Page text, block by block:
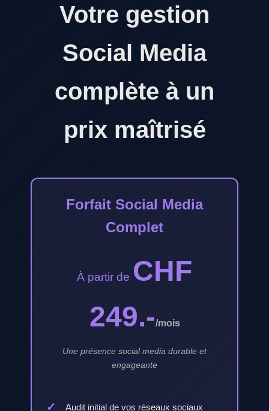
Votre gestion
Social Media
complète à un
prix maîtrisé
Forfait Social Media
Complet
À partir de CHF
249.-/mois
Une présence social media durable et
engageante
Audit initial de vos réseaux sociaux